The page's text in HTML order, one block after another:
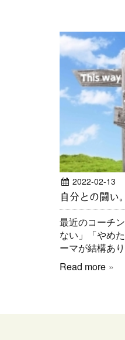
2022-02-13
自分との闘い。
最近のコーチ
ない」「やめ
ーマが結構あ
Read more